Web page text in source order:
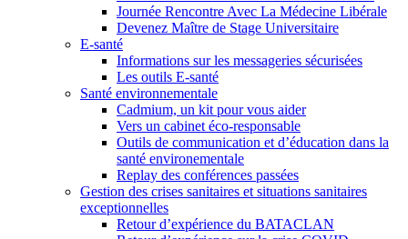
Journée Rencontre Avec La Médecine Libérale
Devenez Maître de Stage Universitaire
E-santé
Informations sur les messageries sécurisées
Les outils E-santé
Santé environnementale
Cadmium, un kit pour vous aider
Vers un cabinet éco-responsable
Outils de communication et d’éducation dans la
santé environementale
Replay des conférences passées
Gestion des crises sanitaires et situations sanitaires
exceptionnelles
Retour d’expérience du BATACLAN